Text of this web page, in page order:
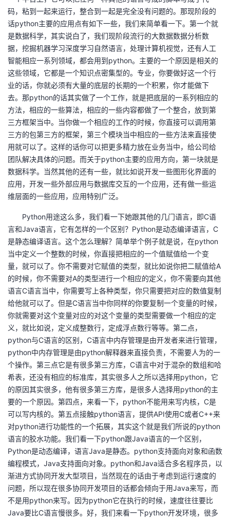
码，粘到一起来运行，整合到一起是完全没有问题的。那现阶段的
话python主要的应用点有如下一些，我们来简单看一下。第一个就
是数据科学，其实说白了，我们现阶段流行的大数据数据分析数
据，挖掘机器学习深度学习自然语言，处理计算机视觉，还有人工
智能相应一系列领域，都会用到python。主要的一个原因是相关的
这些领域，它都是一个知识点密集型的。专业，你要做好这一个行
业的话，你就必须有大量的底层的长期的一个积累，你才能做下
去。那python的话其实做了一个工作，就是把底层的一系列相应的
方法，相应的一些算法，相应的一些内容都做了一个整合，放到第
三方框架当中。当你做一个相应的工作的时候，你直接可以调用第
三方的包第三方的框架，第三个模块当中相应的一些方法来直接使
用就可以了。这样的话你可以把更多精力放在业务当中，给公司给
团队解决具体的问题。而关于python主要的应用方向，第一块就是
数据科学。当然其他的还有一些，就比如说开发一些图形化界面的
应用，开发一些外部应用与数据库交互的一个应用，还有做一些运
维层面的一些应用，应用特别广泛。
Python用途这么多，我们看一下她跟其他的几门语言，即C语
言和Java语言，它有怎样的一个区别？Python是动态编译语言，C
是静态编译语言。这个怎么理解？简单举个例子就是说，在python
当中定义一个整数的时候，你直接把相应的一个值赋值给一个变
量，就可以了。你不需要对它赋值的类型，就比如说你把二赋值给A
的时候，你不需要对A的类型进行一个相应的定义，你不需要向其他
语言C语言当中，你需要写上各种类型，你只需要把对应的数值复制
给他就可以了。但是C语言当中你同样的你要复制一个变量的时候，
你就需要对这个变量对应的对这个变量的类型需要做一个相应的定
义，就比如说，定义成整数行，定成浮点数行等等。第二点，
python与C语言的区别，C语言中内存管理是由开发者来进行管理，
python中内存管理是由python解释器来直接负责，不需要人为的一
个操作。第三点它是有很多第三方库，C语言中对于混杂的数组和哈
希表，还没有相应的标准库，其实很多人之所以选择用python，它
的原因其实很多，他有很多第三方库，是很多人选择用python的主
要的一个原因。第四点，来看一下，python不能用来写内核，C是
可以写内核的。第五点接触python语言，提供API使用C或者C++来
对python进行功能性的一个拓展，其实这个就是我们所说的python
语言的胶水功能。我们看一下python跟Java语言的一个区别，
Python是动态编译，语言Java是静态。python支持面向对象和函数
编程模式，Java支持面向对象。python和Java适合多名程序员，以
渐进方式协同开发大型项目，当然现在的话由于考虑到运行速度的
问题，所以现在很多协同开发项目的话都会倾向于用Java来写，而
不是用python来写。因为python它在执行的时候，速度往往要比
Java要比C语言慢很多。好，我们来看一下python开发环境，很多